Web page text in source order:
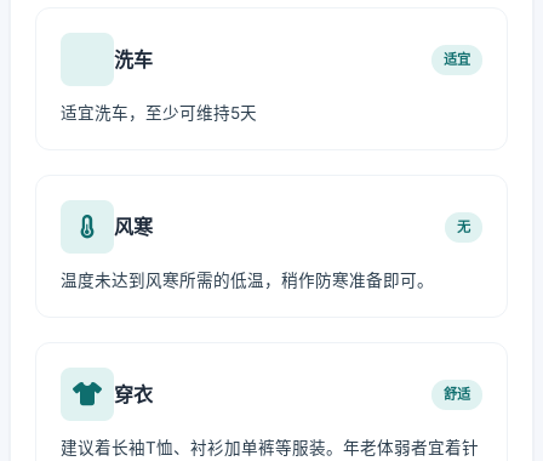
洗车 适宜
适宜洗车，至少可维持5天
风寒 无
温度未达到风寒所需的低温，稍作防寒准备即可。
穿衣 舒适
建议着长袖T恤、衬衫加单裤等服装。年老体弱者宜着针